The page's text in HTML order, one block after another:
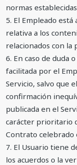
normas
5. El Empleado
relativa a los
relacionados con la
6. En caso de duda
facilitada por el
Servicio, salvo que
confirmación
publicada en el
carácter prioritario
Contrato celebrado
7. El Usuario tiene
los acuerdos o la